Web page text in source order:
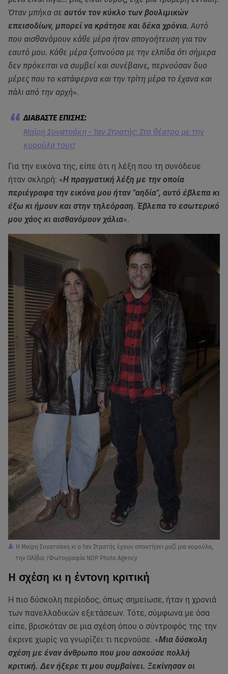
Όταν μπήκα σε αυτόν τον κύκλο των βουλιμικών
επεισοδίων, μπορεί να κράτησε και δέκα χρόνια. Αυτό
που αισθανόμουν κάθε μέρα ήταν απογοήτευση για τον
εαυτό μου. Κάθε μέρα ξυπνούσα με την ελπίδα ότι σήμερα
δεν πρόκειται να συμβεί και συνέβαινε, περνούσαν δυο
μέρες που το κατάφερνα και την τρίτη μέρα το έχανα και
πάλι από την αρχή».
Μαίρη Συνατσάκη - Ίαν Στρατής: Στο θέατρο με την
κορούλα τους!
Για την εικόνα της, είπε ότι η λέξη που τη συνόδευε
ήταν σκληρή: «Η πραγματική λέξη με την οποία
περιέγραφα την εικόνα μου ήταν "αηδία", αυτό έβλεπα κι
έξω κι ήμουν και στην τηλεόραση. Έβλεπα το εσωτερικό
μου χάος κι αισθανόμουν χάλια».
Η Μαίρη Συνατσάκη κι ο Ίαν Στρατής έχουν αποκτήσει μαζί μια κορούλα,
την Ολίβια /Φωτογραφία NDP Photo Agency
Η σχέση κι η έντονη κριτική
Η πιο δύσκολη περίοδος, όπως σημείωσε, ήταν η χρονιά
των πανελλαδικών εξετάσεων. Τότε, σύμφωνα με όσα
είπε, βρισκόταν σε μια σχέση όπου ο σύντροφός της την
έκρινε χωρίς να γνωρίζει τι περνούσε. «Μια δύσκολη
σχέση με έναν άνθρωπο που μου ασκούσε πολλή
κριτική. Δεν ήξερε τι μου συμβαίνει. Ξεκίνησαν οι